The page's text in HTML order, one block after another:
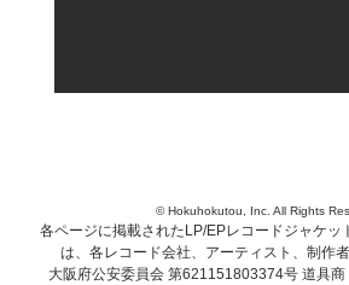
© Hokuhokutou, Inc. All Rights
各ページに掲載されたLP/EPレコードジャケッ
は、各レコード会社、アーティスト、制作
大阪府公安委員会 第621151803374号 道具商